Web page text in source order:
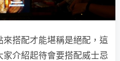
搭配才能堪稱是絕配，這
介紹起待會要搭配威士忌